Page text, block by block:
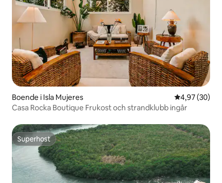
Boende i Isla Mujeres 4,97 av 5 i
4,97 (30)
Casa Rocka Boutique Frukost och strandklubb ingår
Superhost
Superhost